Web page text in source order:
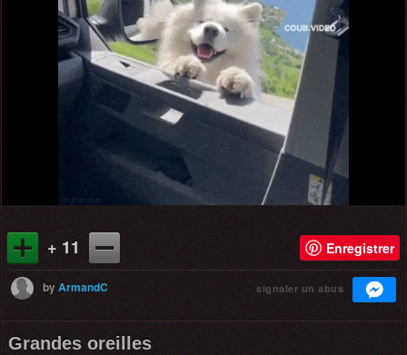
+ 11 Enregistrer
byArmandC signaler un abus
Grandes oreilles